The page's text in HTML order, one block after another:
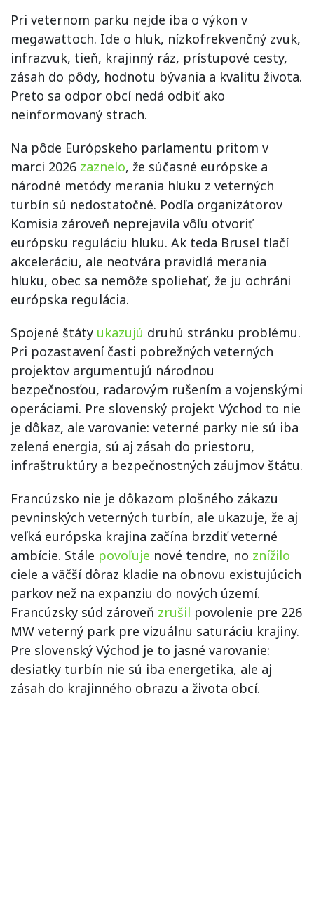
Pri veternom parku nejde iba o výkon v
megawattoch. Ide o hluk, nízkofrekvenčný zvuk,
infrazvuk, tieň, krajinný ráz, prístupové cesty,
zásah do pôdy, hodnotu bývania a kvalitu života.
Preto sa odpor obcí nedá odbiť ako
neinformovaný strach.
Na pôde Európskeho parlamentu pritom v
marci 2026 zaznelo, že súčasné európske a
národné metódy merania hluku z veterných
turbín sú nedostatočné. Podľa organizátorov
Komisia zároveň neprejavila vôľu otvoriť
európsku reguláciu hluku. Ak teda Brusel tlačí
akceleráciu, ale neotvára pravidlá merania
hluku, obec sa nemôže spoliehať, že ju ochráni
európska regulácia.
Spojené štáty ukazujú druhú stránku problému.
Pri pozastavení časti pobrežných veterných
projektov argumentujú národnou
bezpečnosťou, radarovým rušením a vojenskými
operáciami. Pre slovenský projekt Východ to nie
je dôkaz, ale varovanie: veterné parky nie sú iba
zelená energia, sú aj zásah do priestoru,
infraštruktúry a bezpečnostných záujmov štátu.
Francúzsko nie je dôkazom plošného zákazu
pevninských veterných turbín, ale ukazuje, že aj
veľká európska krajina začína brzdiť veterné
ambície. Stále povoľuje nové tendre, no znížilo
ciele a väčší dôraz kladie na obnovu existujúcich
parkov než na expanziu do nových území.
Francúzsky súd zároveň zrušil povolenie pre 226
MW veterný park pre vizuálnu saturáciu krajiny.
Pre slovenský Východ je to jasné varovanie:
desiatky turbín nie sú iba energetika, ale aj
zásah do krajinného obrazu a života obcí.